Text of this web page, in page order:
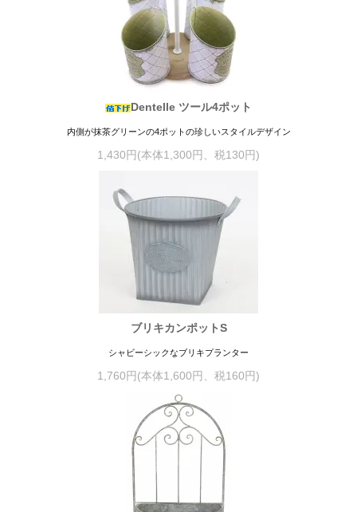
Dentelle ツール4ポット
内側が抹茶グリーンの4ポットの珍しいスタイルデザイン
1,430円(本体1,300円、税130円)
ブリキカンポットS
シャビーシックなブリキプランター
1,760円(本体1,600円、税160円)